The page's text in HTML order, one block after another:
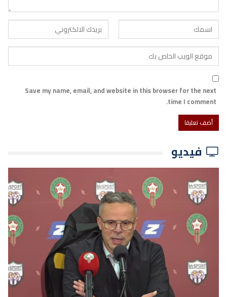
Save my name, email, and website in this browser for the next
time I comment.
فيديو